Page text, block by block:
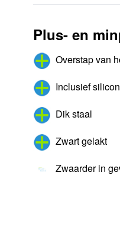
Plus- en
Overstap van
Inclusief
Dik staal
Zwart gelakt
Zwaarder in